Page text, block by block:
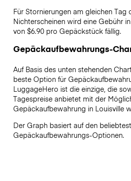
Für Stornierungen am gleichen Tag
Nichterscheinen wird eine Gebühr
von $6.90 pro Gepäckstück fällig.
Gepäckaufbewahrungs-
Auf Basis des unten stehenden
beste Option für
LuggageHero ist die einzige, die
Tagespreise anbietet mit der
Gepäckaufbewahrung in Louisville
Der Graph basiert auf den
Gepäckaufbewahrungs-Optionen.